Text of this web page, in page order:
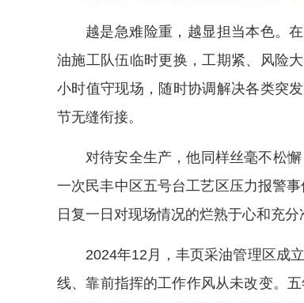
越是急难险重，越显担当本色。
油施工队伍临时更换，工期紧、风险
小时值守现场，随时协调解决各类突
节无缝衔接。
对待安全生产，他同样丝毫不松
一次民丰中区五号台工艺区压力报警
日复一日对现场情况的烂熟于心和充分
2024年12月，丰页采油管理区成
线、靠前指挥的工作作风从未改变。